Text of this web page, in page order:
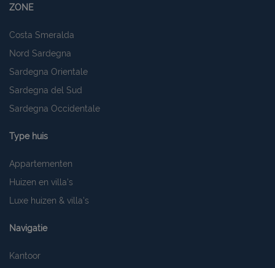
ZONE
Costa Smeralda
Nord Sardegna
Sardegna Orientale
Sardegna del Sud
Sardegna Occidentale
Type huis
Appartementen
Huizen en villa's
Luxe huizen & villa's
Navigatie
Kantoor